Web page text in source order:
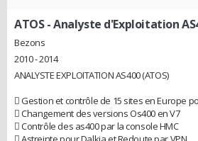
ATOS- Analyste d'Exploitation
Bezons
2010 - 2014
ANALYSTE EXPLOITATION AS400 (ATOS)
 Gestion et contrôle de 15 sites en Europe
 Changement des versions Os400 en V7
 Contrôle des as400 par la console HMC